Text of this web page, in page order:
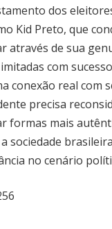
dos
Kid Preto, que
através de sua
com
conexão real com
precisa
formas mais
sociedade
no cenário